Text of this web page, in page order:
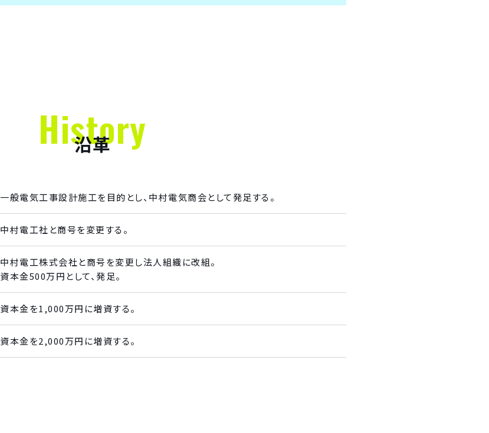
History
沿革
一般電気工事設計施工を目的とし、中村電気商会として発足する。
中村電工社と商号を変更する。
中村電工株式会社と商号を変更し法人組織に改組。
資本金500万円として、発足。
資本金を1,000万円に増資する。
資本金を2,000万円に増資する。